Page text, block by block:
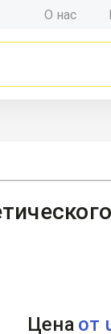
О нас
Цена от